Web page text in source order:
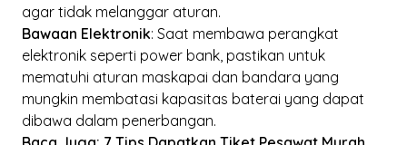
agar tidak melanggar aturan.
Bawaan Elektronik: Saat membawa perangkat
elektronik seperti power bank, pastikan untuk
mematuhi aturan maskapai dan bandara yang
mungkin membatasi kapasitas baterai yang dapat
dibawa dalam penerbangan.